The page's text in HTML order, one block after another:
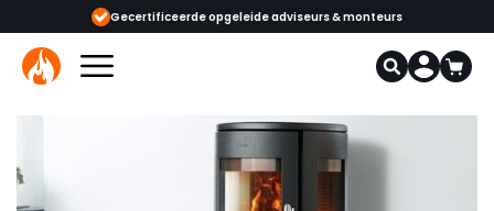
adviseurs & monteurs 1000+ kachels en haarden in onze showrooms